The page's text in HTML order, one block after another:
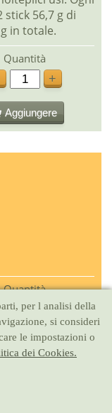
56,7 g di
in totale.
Quantità
+
Aggiungere
Quantità
+
Aggiungere
per l analisi della
si consideri
le impostazioni o
dei Cookies.